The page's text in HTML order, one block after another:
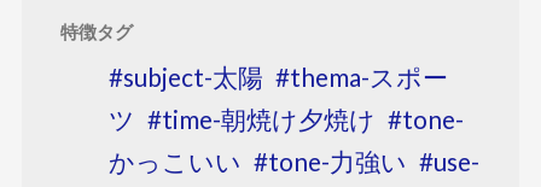
特徴タグ
subject-太陽
thema-スポー
ツ
time-朝焼け夕焼け
tone-
かっこいい
tone-力強い
use-